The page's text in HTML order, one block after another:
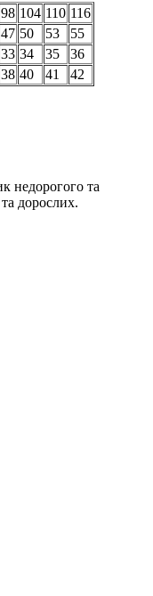
98 104 110 116
47 50 53
55
33 34 35
36
38 40 41 42
недорогого та
дорослих.